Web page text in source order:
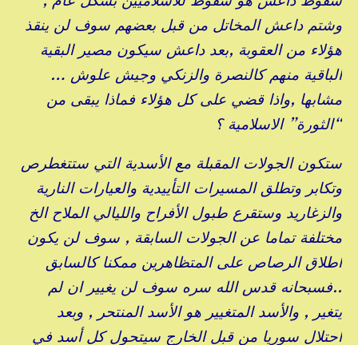
وشتم داعش المخاتل من قبل بعضهم سوف لن ينقذ
هؤلاء من العقوبة ,بعد داعش سيكون مصير البقية
الباقية منهم كالنصرة والزنكي وجيش علوش …
مشابها ,واذا قضي على كل هؤلاء فماذا يبقى من
“الثورة” الاسلامية ؟
ستكون الجولات المقبلة مع الأسدية التي ستتغطرص
وتكابر وتطلق المسيرات التأييدية والعيارات النارية
والزغاريد وستقرع طبول الأفراح والليالي الملاح الخ
مختلفة تماما عن الجولات السابقة , سوف لن يكون
اطلاق الرصاص على المتظاهرين ممكنا كالسابق
..فسبحانه قدس الله سره سوف لن يغيير ان لم
يتغير , والأسد المتغيير هو الأسد المنتحر , وبعد
احتلال سوريا من قبل الخارج سيتحول كل أسد في